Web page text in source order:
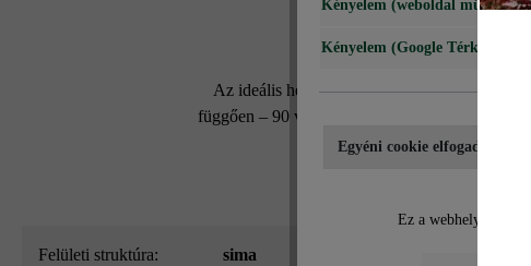
Az ideális hely zöldségei vagy virágzó
függően – 90 vagy 110 darab Grado paliszád,
Felületi struktúra: sima
Kényelem (weboldal működése)
Kényelem (Google Térkép)
Egyéni cookie elfogadása
Ez a webhely